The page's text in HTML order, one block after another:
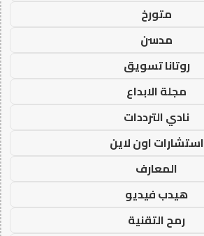
متورخ
مدسن
روتانا تسويق
مجلة الابداع
نادي الترددات
استشارات اون لاين
المعارف
هيدب فيديو
رمح التقنية